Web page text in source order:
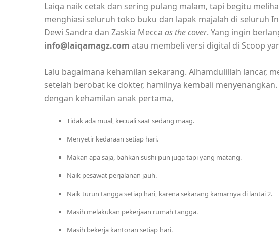
Laiqa naik cetak dan sering pulang malam, tapi begitu
menghiasi seluruh toko buku dan lapak majalah di seluruh
Dewi Sandra dan Zaskia Mecca as the cover. Yang ingin
info@laiqamagz.com atau membeli versi digital di Scoop
Lalu bagaimana kehamilan sekarang. Alhamdulillah lancar,
setelah berobat ke dokter, hamilnya kembali
dengan kehamilan anak pertama,
Tidak ada mual, kecuali saat sedang maag.
Menyetir kedaraan setiap hari.
Makan apa saja, bahkan sushi pun juga tapi yang matang.
Naik pesawat perjalanan jauh.
Naik turun tangga setiap hari, karena sekarang kamarnya di lantai 2.
Masih melakukan pekerjaan rumah tangga.
Masih bekerja kantoran setiap hari.